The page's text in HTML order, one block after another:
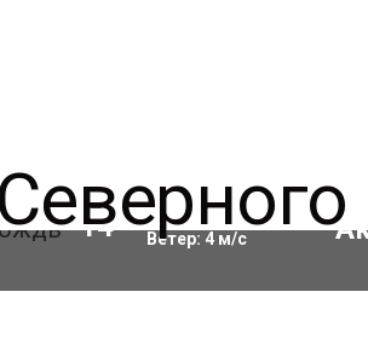
14°C Влажность:67%
Ветер: 4м/с